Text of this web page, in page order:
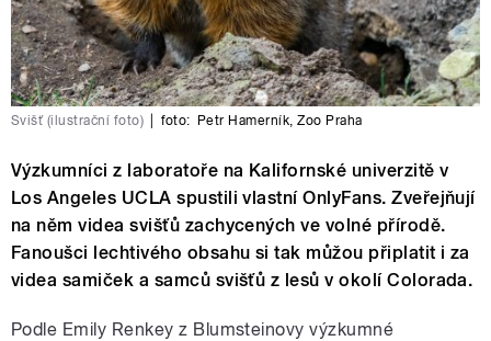
Svišť (ilustrační foto) foto: Petr Hamerník ,Zoo Praha
Výzkumníci z laboratoře na Kalifornské univerzitě v
Los Angeles UCLA spustili vlastní OnlyFans. Zveřejňují
na něm videa svišťů zachycených ve volné přírodě.
Fanoušci lechtivého obsahu si tak můžou připlatit i za
videa samiček a samců svišťů z lesů v okolí Colorada.
Podle Emily Renkey z Blumsteinovy výzkumné